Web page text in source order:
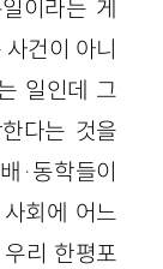
이라는 게
건이 아니
일인데 그
다는 것을
·동학들이
회에 어느
리 한평포